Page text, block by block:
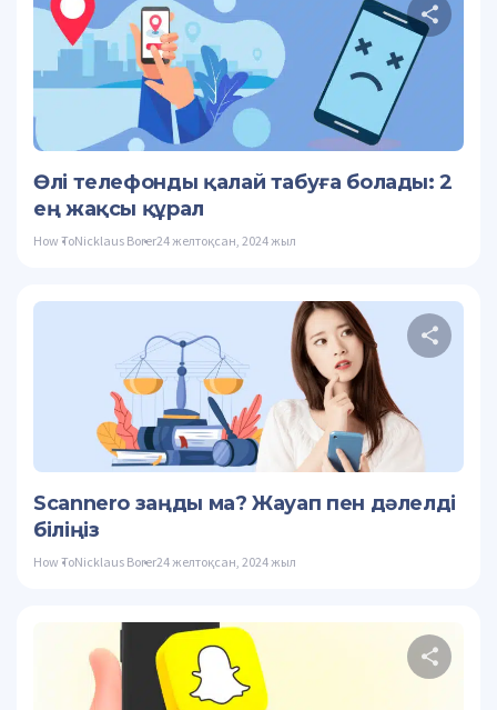
Twitter
Өлі телефонды қалай табуға болады: 2
ең жақсы құрал
How ToNicklaus Borer24 желтоқсан, 2024 жыл
Twitter
Scannero заңды ма? Жауап пен дәлелді
біліңіз
How ToNicklaus Borer24 желтоқсан, 2024 жыл